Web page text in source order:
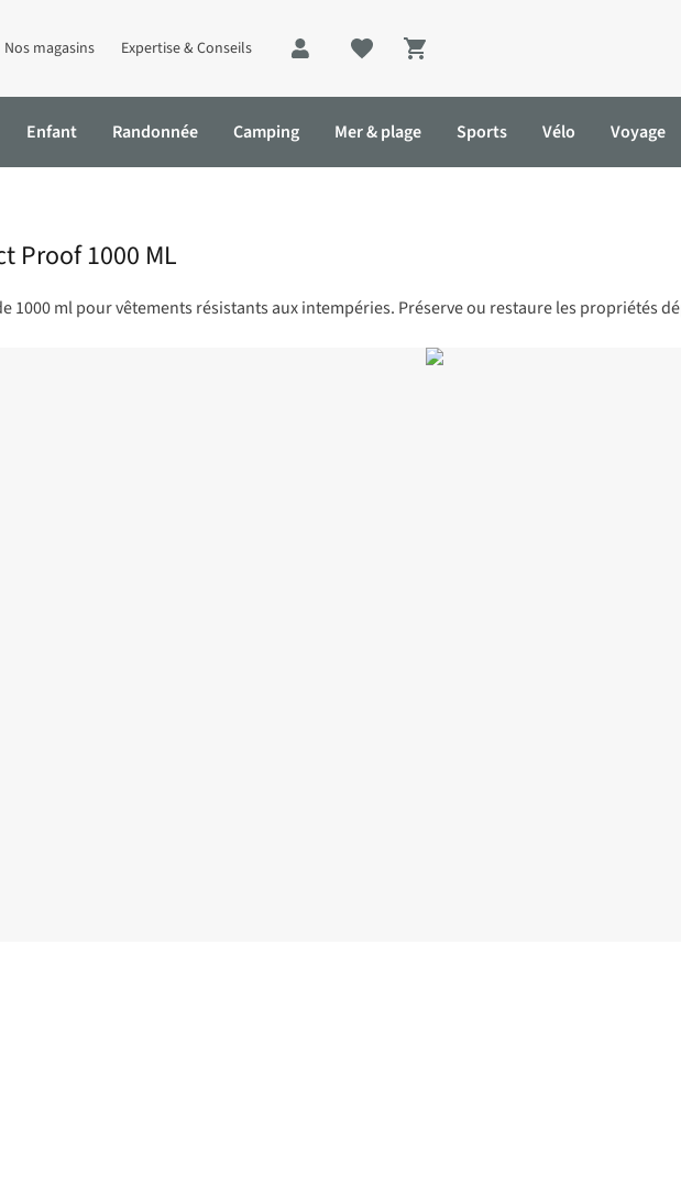
Nos magasins Expertise & Conseils
Shopping cart
Enfant Randonnée Camping Mer & plage Sports Vélo Voyage
Proof 1000 ML
1000 ml pour vêtements résistants aux intempéries. Préserve ou restaure les propriétés